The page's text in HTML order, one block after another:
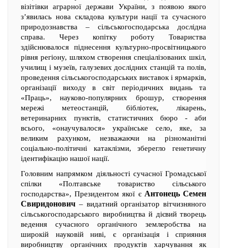
візітівки аграрної держави України, з появою якого
з’явилась нова складова культури нації та сучасного
природознавства – сільськогосподарська дослідна
справа. Через копітку роботу Товариства
здійснювалося піднесення культурно-просвітницького
рівня регіону, шляхом створення спеціалізованих шкіл,
училищ і музеїв, галузевих дослідних станцій та полів,
проведення сільськогосподарських виставок і ярмарків,
організації виходу в світ періодичних видань та
«Праць», науково-популярних брошур, створення
мережі метеостанцій, бібліотек, лікарень,
ветеринарних пунктів, статистичних бюро - аби
всього, «онаучувалося» українське село, яке, за
великим рахунком, незважаючи на різноманітні
соціально-політичні катаклізми, зберегло генетичну
ідентифікацію нашої нації.
Головним напрямком діяльності сучасної Громадської
спілки «Полтавське товариство сільського
господарства», Президентом якої є Антонець Семен
Свиридонович – видатний організатор вітчизняного
сільськогосподарського виробництва й дієвий творець
ведення сучасного органічного землеробства на
широкій науковій ниві, є організація і сприяння
виробництву органічних продуктів харчування як